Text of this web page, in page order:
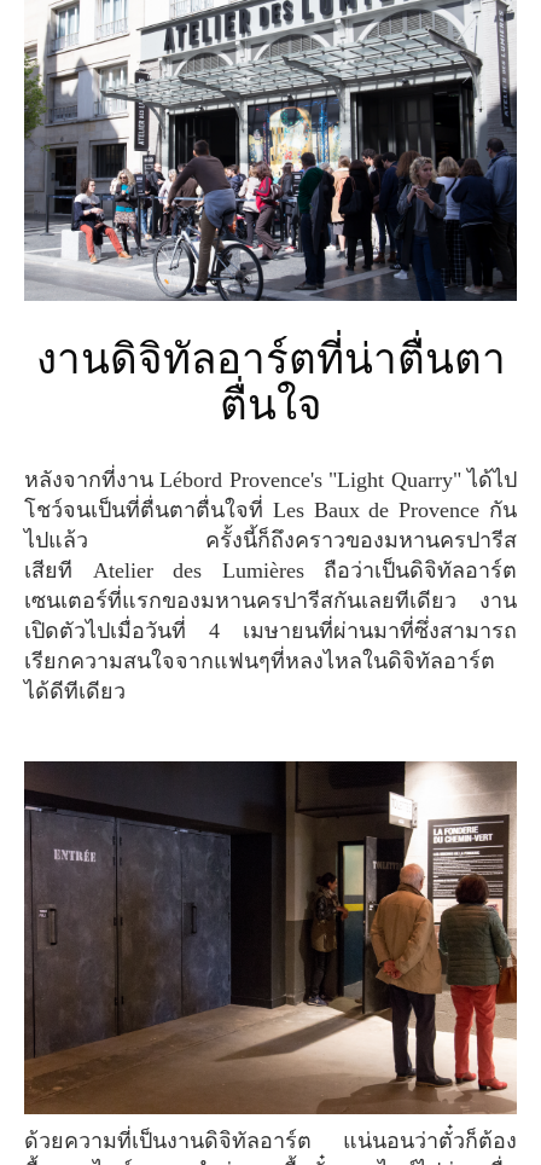
งานดิจิทัลอาร์ตที่น่าตื่นตา
ตื่นใจ
หลังจากที่งาน Lébord Provence's "Light Quarry" ได้ไป
โชว์จนเป็นที่ตื่นตาตื่นใจที่ Les Baux de Provence กัน
ไปแล้ว ครั้งนี้ก็ถึงคราวของมหานครปารีส
เสียที Atelier des Lumières ถือว่าเป็นดิจิทัลอาร์ต
เซนเตอร์ที่แรกของมหานครปารีสกันเลยทีเดียว งาน
เปิดตัวไปเมื่อวันที่ 4 เมษายนที่ผ่านมาที่ซึ่งสามารถ
เรียกความสนใจจากแฟนๆที่หลงไหลในดิจิทัลอาร์ต
ได้ดีทีเดียว
ด้วยความที่เป็นงานดิจิทัลอาร์ต แน่นอนว่าตั๋วก็ต้อง